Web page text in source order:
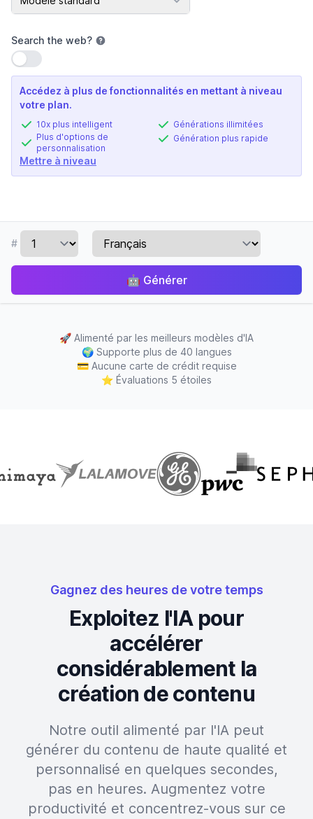
Search the web?
Utiliser le paramètre
Accédez à plus de fonctionnalités en mettant à niveau
votre plan.
10x plus intelligent
Plus d'options de
personnalisation
Générations illimitées
Génération plus rapide
Mettre à niveau
#
🤖 Générer
🚀 Alimenté par les meilleurs modèles d'IA
🌍 Supporte plus de 40 langues
💳 Aucune carte de crédit requise
⭐ Évaluations 5 étoiles
Gagnez des heures de votre temps
Exploitez l'IA pour
accélérer
considérablement la
création de contenu
Notre outil alimenté par l'IA peut
générer du contenu de haute qualité et
personnalisé en quelques secondes,
pas en heures. Augmentez votre
productivité et concentrez-vous sur ce